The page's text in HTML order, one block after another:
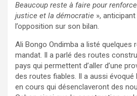
Beaucoup reste à faire pour
justice et la démocratie »,
l’opposition sur son bilan.
Ali Bongo Ondimba a listé quelques
mandat. Il a parlé des routes
pays qui permettent d’aller d’une
des routes fiables. Il a aussi
en cours qui désenclaveront des